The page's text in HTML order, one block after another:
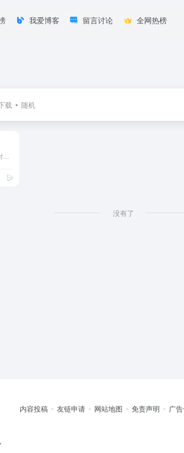
我爱博客 留言讨论 全网热榜
载 随机
没有了
内容投稿 友链申请 网站地图 免责声明 广